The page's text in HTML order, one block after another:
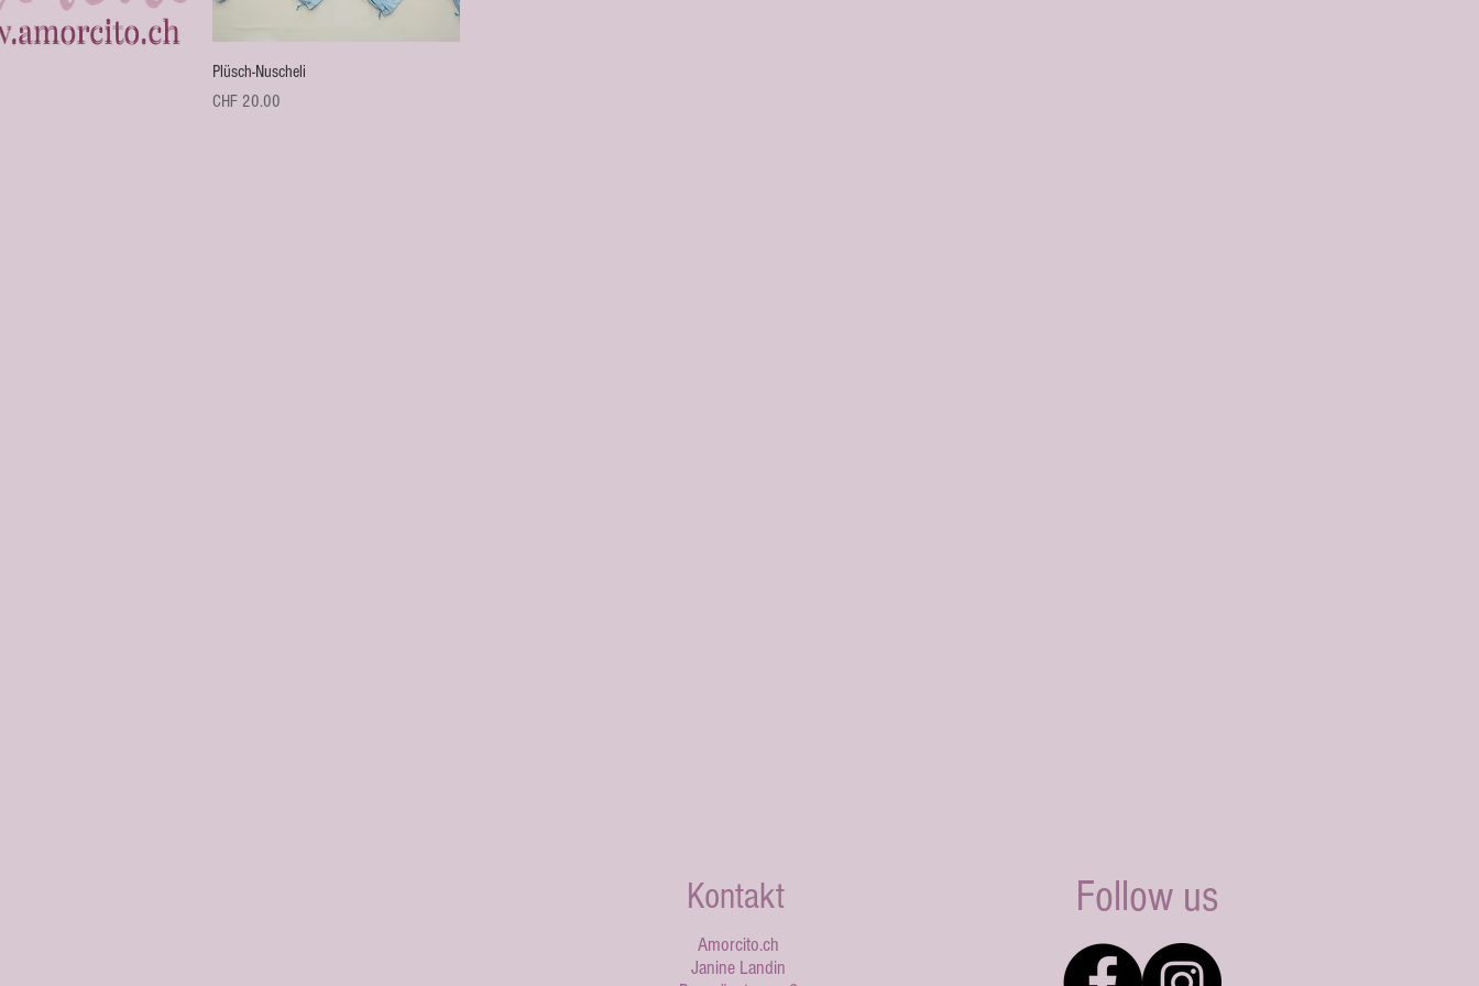
Schnellansicht
Plüsch-Nuscheli
Preis
CHF 20.00
Kontakt
Amorcito.ch
Janine Landin
Follow us